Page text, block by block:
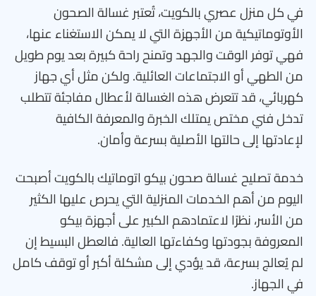
في كل منزل عصري بالكويت، تُعتبر غسالة الصحون
الأوتوماتيكية من الأجهزة التي لا يمكن الاستغناء عنها،
فهي توفر الوقت والجهد وتمنح راحة كبيرة بعد يوم طويل
من الطهي أو الاجتماعات العائلية. ولكن مثل أي جهاز
كهربائي، قد تتعرض هذه الغسالة لأعطال مفاجئة تتطلب
تدخل فني مختص يمتلك الخبرة والمعرفة الكافية
لإعادتها إلى حالتها الأصلية بسرعة وأمان.
خدمة تصليح غسالة صحون بيكو اتوماتيك بالكويت أصبحت
اليوم من أهم الخدمات المنزلية التي يحرص عليها الكثير
من الأسر، نظرًا لاعتمادهم الكبير على أجهزة بيكو
المعروفة بجودتها وكفاءتها العالية. فالعطل البسيط إن
لم يُعالج بسرعة، قد يؤدي إلى مشكلة أكبر أو توقف كامل
في الجهاز.